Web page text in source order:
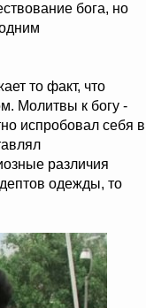
бога, но
то факт, что
Молитвы к богу -
испробовал себя в
различия
одежды, то